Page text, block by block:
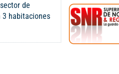
de
3 habitaciones
Sala